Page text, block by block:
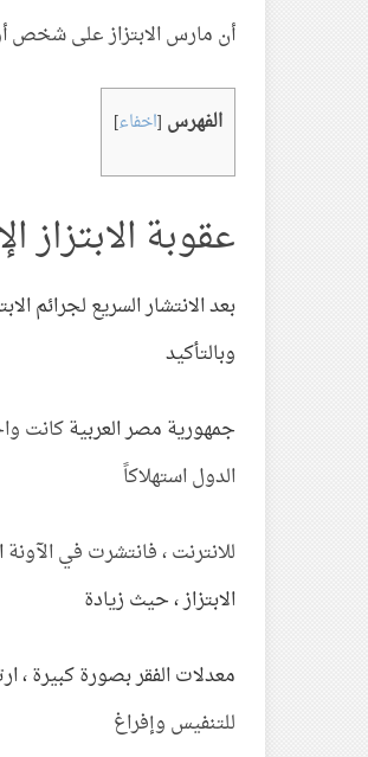
أن مارس الابتزاز على شخص
الفهرس [اخفاء]
عقوبة
بعد الانتشار السريع لجرائم
وبالتأكيد
جمهورية مصر العربيةكانت
الدول استهلاكاً
للانترنت ، فانتشرت في الآونة
الابتزاز ، حيث زيادة
معدلات الفقر بصورة كبيرة ،
للتنفيس وإفراغ